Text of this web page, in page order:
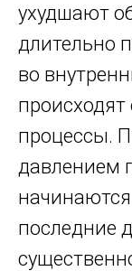
ухудшают
длительно
во
процессы.
давлением
последние